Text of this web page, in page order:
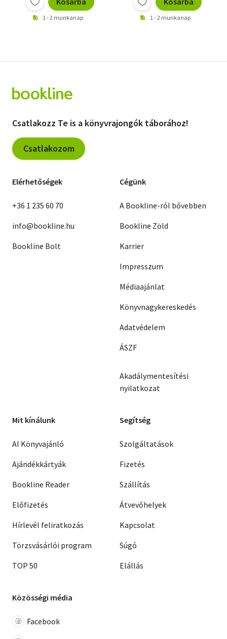
1 - 2 munkanap 1 - 2 munkanap
Csatlakozz Te is a könyvrajongók táborához!
Csatlakozom
Elérhetőségek
+36 1 235 60 70
info@bookline.hu
Bookline Bolt
Cégünk
A Bookline-ról bővebben
Bookline Zöld
Karrier
Impresszum
Médiaajánlat
Könyvnagykereskedés
Adatvédelem
ÁSZF
Akadálymentesítési
nyilatkozat
Mit kínálunk
AI Könyvajánló
Ajándékkártyák
Bookline Reader
Előfizetés
Hírlevél feliratkozás
Törzsvásárlói program
TOP 50
Segítség
Szolgáltatások
Fizetés
Szállítás
Átvevőhelyek
Kapcsolat
Súgó
Elállás
Közösségi média
Facebook